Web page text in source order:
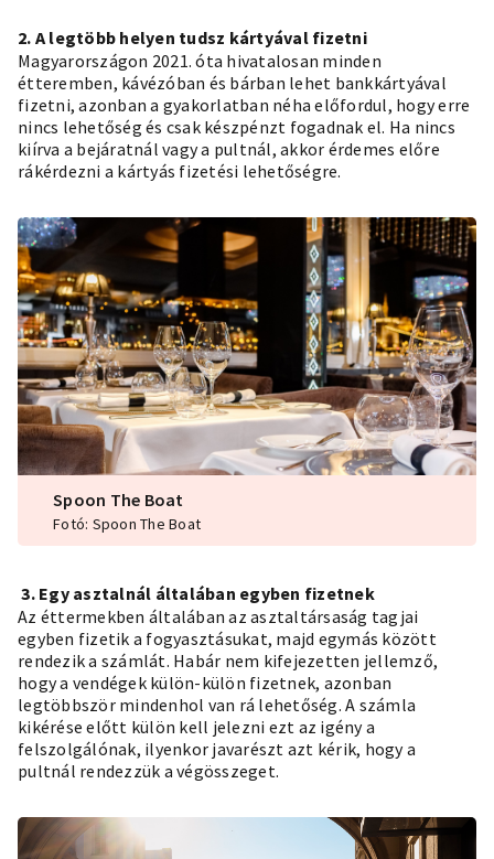
2. A legtöbb helyen tudsz kártyával fizetni
Magyarországon 2021. óta hivatalosan minden
étteremben, kávézóban és bárban lehet bankkártyával
fizetni, azonban a gyakorlatban néha előfordul, hogy erre
nincs lehetőség és csak készpénzt fogadnak el. Ha nincs
kiírva a bejáratnál vagy a pultnál, akkor érdemes előre
rákérdezni a kártyás fizetési lehetőségre.
Spoon The Boat
Fotó: Spoon The Boat
3. Egy asztalnál általában egyben fizetnek
Az éttermekben általában az asztaltársaság tagjai
egyben fizetik a fogyasztásukat, majd egymás között
rendezik a számlát. Habár nem kifejezetten jellemző,
hogy a vendégek külön-külön fizetnek, azonban
legtöbbször mindenhol van rá lehetőség. A számla
kikérése előtt külön kell jelezni ezt az igény a
felszolgálónak, ilyenkor javarészt azt kérik, hogy a
pultnál rendezzük a végösszeget.